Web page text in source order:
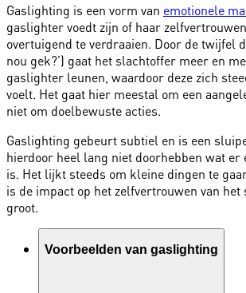
Gaslighting is een vorm van emotionele
gaslighter voedt zijn of haar
overtuigend te verdraaien. Door de twijfel
nou gek?’) gaat het slachtoffer meer en
gaslighter leunen, waardoor deze zich
voelt. Het gaat hier meestal om een
niet om doelbewuste acties.
Gaslighting gebeurt subtiel en is een
hierdoor heel lang niet doorhebben wat er
is. Het lijkt steeds om kleine dingen te
is de impact op het zelfvertrouwen van
groot.
Voorbeelden van gaslighting